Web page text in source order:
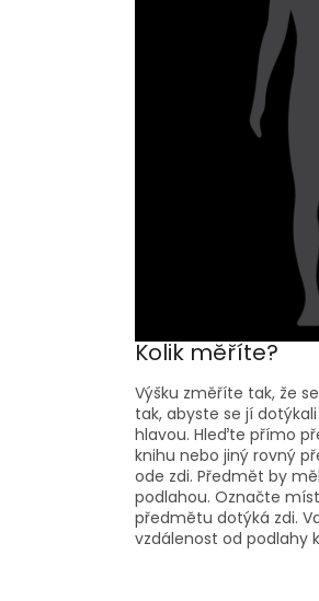
Kolik měříte?
Výšku změříte tak, že
tak, abyste se jí
hlavou. Hleďte přímo
knihu nebo jiný rovný
ode zdi. Předmět by
podlahou. Označte
předmětu dotýká zdi.
vzdálenost od podlahy